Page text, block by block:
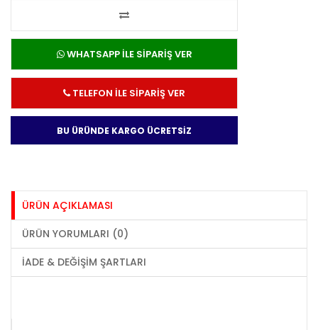
WHATSAPP İLE SİPARİŞ VER
TELEFON İLE SİPARİŞ VER
BU ÜRÜNDE KARGO ÜCRETSİZ
ÜRÜN AÇIKLAMASI
ÜRÜN YORUMLARI (0)
İADE & DEĞIŞIM ŞARTLARI